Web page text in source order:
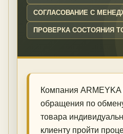
СОГЛАСОВАНИЕ С
ПРОВЕРКА СОСТОЯНИЯ
Компания ARMEYKA
обращения по
товара
клиенту пройти